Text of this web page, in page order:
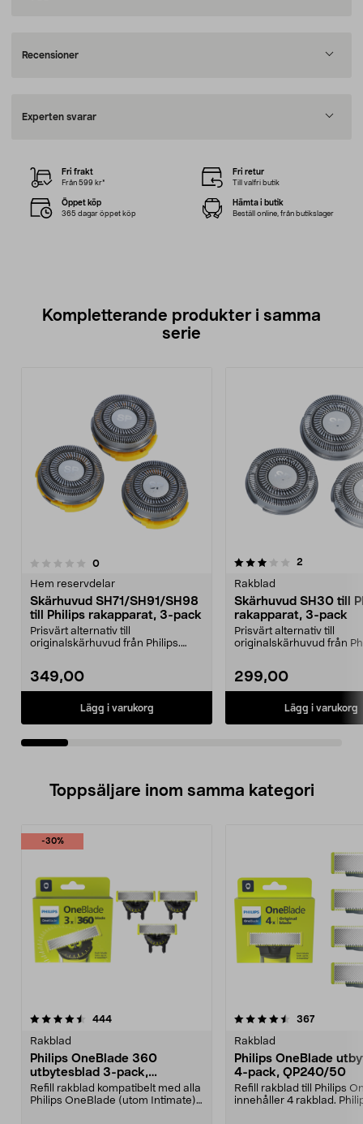
Recensioner
Experten svarar
Fri frakt
Från 599 kr*
Fri retur
Till valfri butik
Öppet köp
365 dagar öppet köp
Hämta i butik
Beställ online, från butikslager
Kompletterande produkter i samma
serie
0recensioner
Hem reservdelar
Skärhuvud SH71/SH91/SH98
till Philips rakapparat, 3-pack
Prisvärt alternativ till
originalskärhuvud från Philips.
349,00
Lägg i varukorg
3.0av 5 stjärnor 2
Rakblad
Skärhuvud SH30 till
rakapparat, 3-pack
Prisvärt alternativ till
originalskärhuvud från
299,00
Lägg i varukorg
0.0 av 5 stjärnor
Toppsäljare inom samma kategori
-30%
444recensioner
Rakblad
Philips OneBlade 360
utbytesblad 3-pack,
QP430/50
Refill rakblad kompatibelt med alla
Philips OneBlade (utom Intimate).
4.5 av 5 stjärnor 367
Rakblad
Philips OneBlade
4-pack, QP240/50
Refill rakblad till Philips
innehåller 4 rakblad.
3.5 av 5 stjärnor